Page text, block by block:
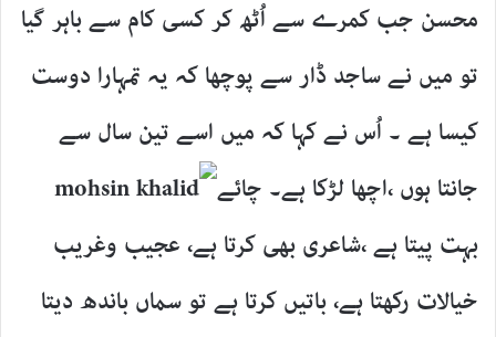
محسن جب کمرے سے اُٹھ کر کسی کام سے باہر گیا
تو میں نے ساجد ڈار سے پوچھا کہ یہ تمہارا دوست
کیسا ہے ۔ اُس نے کہا کہ میں اسے تین سال سے
جانتا ہوں ،اچھا لڑکا ہے۔ چائے
بہت پیتا ہے ،شاعری بھی کرتا ہے، عجیب وغریب
خیالات رکھتا ہے، باتیں کرتا ہے تو سماں باندھ دیتا